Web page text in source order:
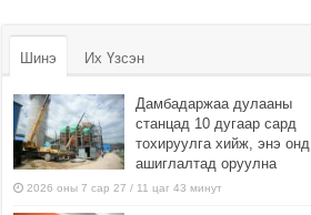
Шинэ Их Үзсэн
Дамбадаржаа дулааны
станцад 10 дугаар сард
тохируулга хийж, энэ онд
ашиглалтад оруулна
2026 оны 7 сар 27 / 11 цаг 43 минут